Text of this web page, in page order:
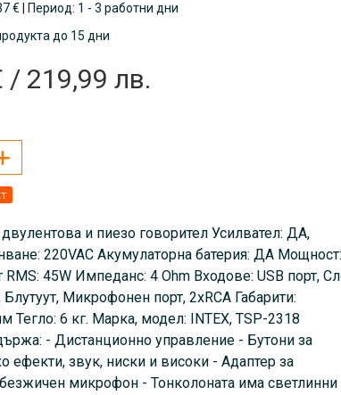
€ | Период: 1 - 3 работни дни
до 15 дни
/ 219,99 лв.
и пиезо говорител Усилвател: ДА,
220VAC Акумулаторна батерия: ДА Мощност:
45W Импеданс: 4 Ohm Входове: USB порт,
Блутуут, Микрофонен порт, 2xRCA Габарити:
Тегло: 6 кг. Марка, модел: INTEX, TSP-2318
- Дистанционно управление - Бутони за
ефекти, звук, ниски и високи - Адаптер за
микрофон - Тонколоната има светлинни